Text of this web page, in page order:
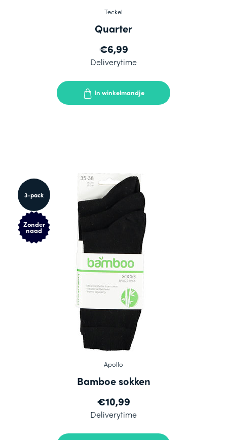
Teckel
Quarter
€6,99
Deliverytime
In winkelmandje
3-pack
Zonder
naad
Apollo
Bamboe sokken
€10,99
Deliverytime